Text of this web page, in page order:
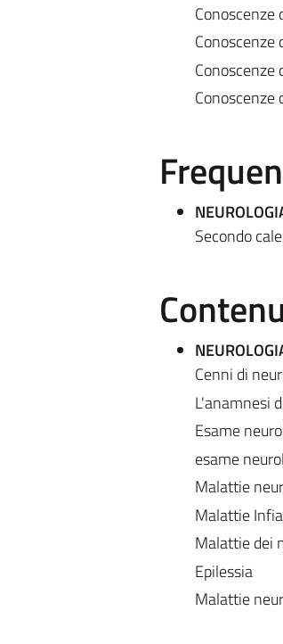
Conoscenze
Conoscenze
Conoscenze
Secondo
Cenni di
L'anamnesi
Esame
esame
Malattie
Malattie
Malattie dei
Epilessia
Malattie